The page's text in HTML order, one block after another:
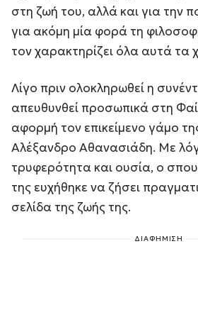
στη ζωή του, αλλά και για την
για ακόμη μία φορά τη
τον χαρακτηρίζει όλα αυτά τα
Λίγο πριν ολοκληρωθεί η
απευθυνθεί προσωπικά στη
αφορμή τον επικείμενο γάμο
Αλέξανδρο Αθανασιάδη. Με
τρυφερότητα και ουσία, ο
της ευχήθηκε να ζήσει
σελίδα της ζωής της.
ΔΙΑΦΗΜΙΣΗ